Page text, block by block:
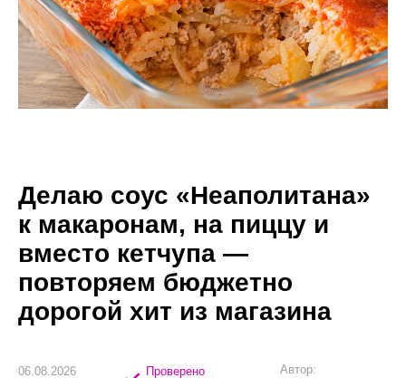
Делаю соус «Неаполитана»
к макаронам, на пиццу и
вместо кетчупа —
повторяем бюджетно
дорогой хит из магазина
06.08.2026
Проверено
Автор: